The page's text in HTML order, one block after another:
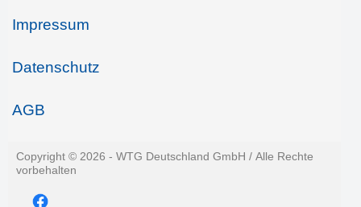
Impressum
Datenschutz
AGB
Copyright © 2026 - WTG Deutschland GmbH / Alle Rechte
vorbehalten